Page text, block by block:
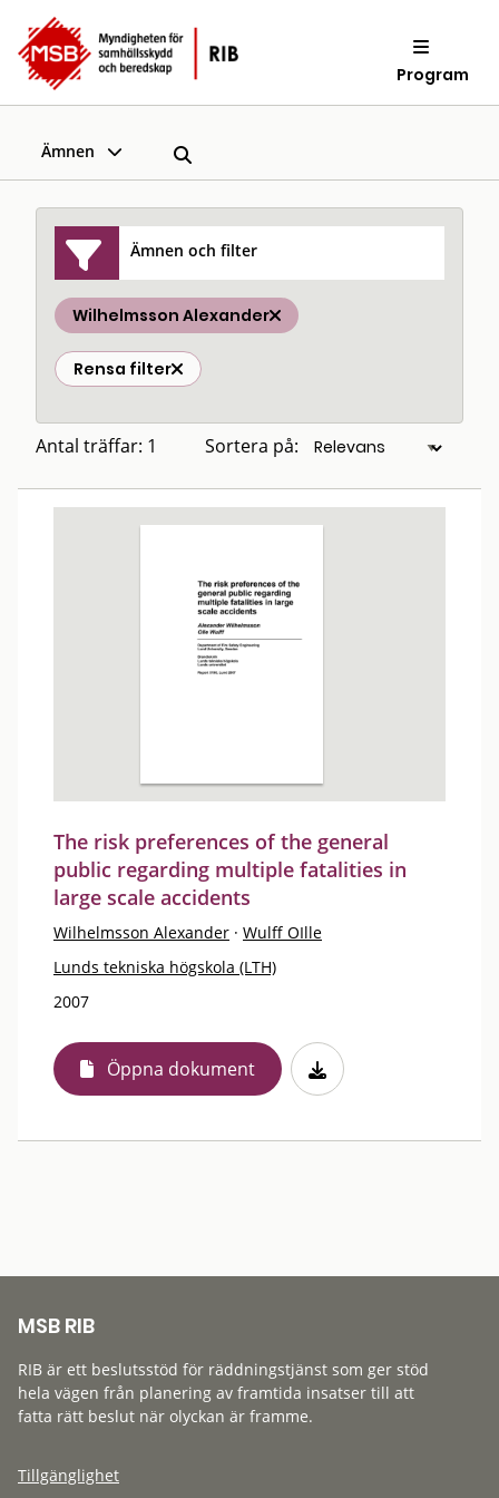
Program
Ämnen
Ämnen och filter
Wilhelmsson Alexander
Rensa filter
Antal träffar: 1 Sortera på:
The risk preferences of the general
public regarding multiple fatalities in
large scale accidents
Wilhelmsson Alexander · Wulff OIlle
Lunds tekniska högskola (LTH)
2007
Öppna dokument
MSB RIB
RIB är ett beslutsstöd för räddningstjänst som ger stöd
hela vägen från planering av framtida insatser till att
fatta rätt beslut när olyckan är framme.
Tillgänglighet